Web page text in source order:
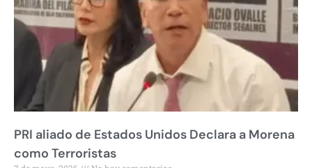
PRI aliado de Estados Unidos Declara a Morena
como Terroristas